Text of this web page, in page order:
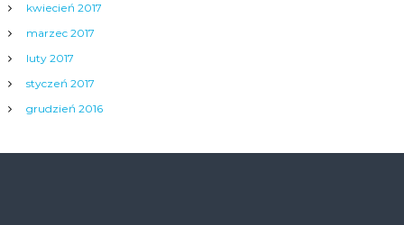
kwiecień 2017
marzec 2017
luty 2017
styczeń 2017
grudzień 2016